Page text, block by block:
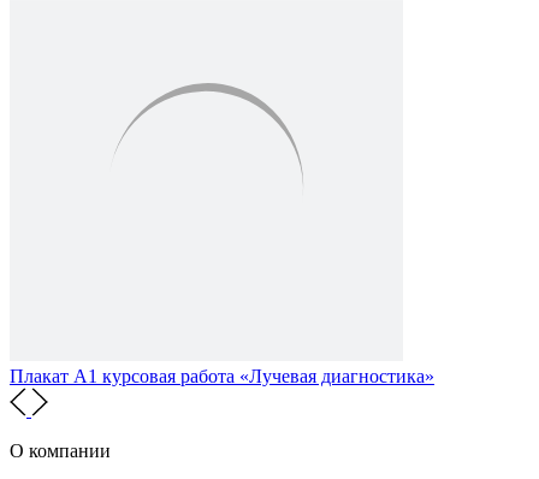
Плакат А1 курсовая работа «Лучевая диагностика»
О компании